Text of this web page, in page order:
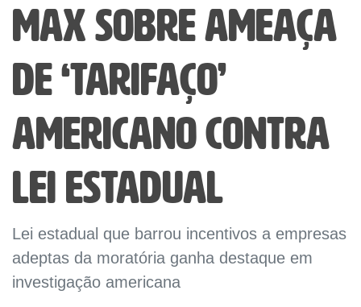
Max sobre ameaça
de ‘tarifaço’
americano contra
lei estadual
Lei estadual que barrou incentivos a empresas
adeptas da moratória ganha destaque em
investigação americana